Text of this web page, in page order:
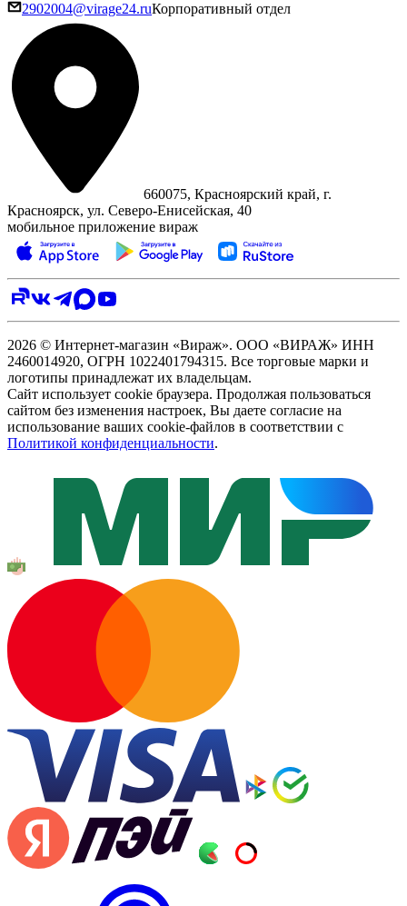
2902004@virage24.ruКорпоративный отдел
660075, Красноярский край, г.
Красноярск, ул. Северо‑Енисейская, 40
мобильное приложение вираж
2026 © Интернет-магазин «Вираж». ООО «ВИРАЖ» ИНН
2460014920, ОГРН 1022401794315. Все торговые марки и
логотипы принадлежат их владельцам.
Сайт использует cookie браузера. Продолжая пользоваться
сайтом без изменения настроек, Вы даете согласие на
использование ваших cookie-файлов в соответствии с
Политикой конфиденциальности.